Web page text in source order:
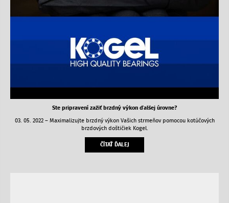
Ste pripravení zažiť brzdný výkon ďalšej úrovne?
03. 05. 2022 – Maximalizujte brzdný výkon Vašich strmeňov pomocou kotúčových
brzdových doštičiek Kogel.
ČÍTAŤ ĎALEJ